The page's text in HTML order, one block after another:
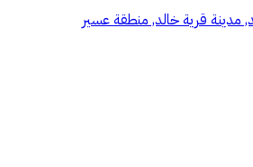
مدينة قرية خالد, منطقة عسير